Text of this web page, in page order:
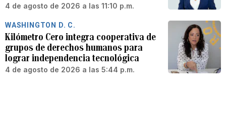
4 de agosto de 2026 a las 11:10 p.m.
WASHINGTON D. C.
Kilómetro Cero integra cooperativa de
grupos de derechos humanos para
lograr independencia tecnológica
4 de agosto de 2026 a las 5:44 p.m.